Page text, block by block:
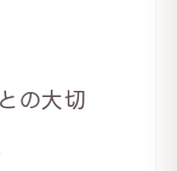
の大切